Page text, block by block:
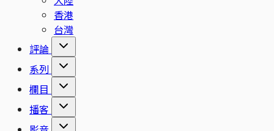
香港
台灣
評論
系列
欄目
播客